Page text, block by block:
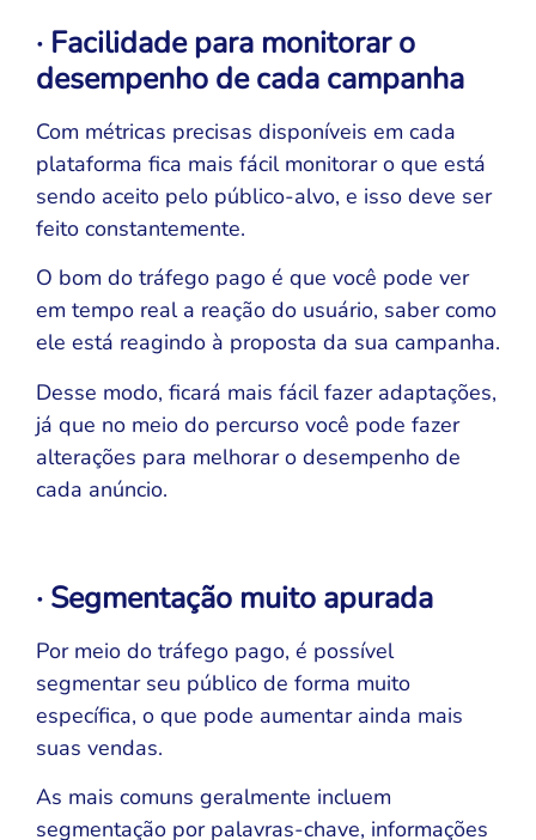
· Facilidade para monitorar o
desempenho de cada campanha
Com métricas precisas disponíveis em cada
plataforma fica mais fácil monitorar o que está
sendo aceito pelo público-alvo, e isso deve ser
feito constantemente.
O bom do tráfego pago é que você pode ver
em tempo real a reação do usuário, saber como
ele está reagindo à proposta da sua campanha.
Desse modo, ficará mais fácil fazer adaptações,
já que no meio do percurso você pode fazer
alterações para melhorar o desempenho de
cada anúncio.
· Segmentação muito apurada
Por meio do tráfego pago, é possível
segmentar seu público de forma muito
específica, o que pode aumentar ainda mais
suas vendas.
As mais comuns geralmente incluem
segmentação por palavras-chave, informações